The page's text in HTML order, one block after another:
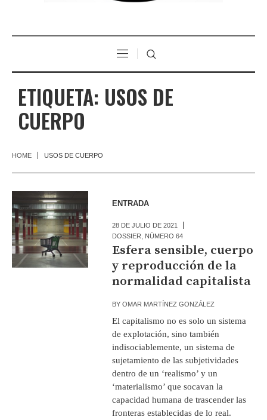
ETIQUETA: USOS DE
CUERPO
HOME USOS DE CUERPO
ENTRADA
28 DE JULIO DE 2021
DOSSIER
NÚMERO 64
Esfera sensible, cuerpo
y reproducción de la
normalidad capitalista
BYOMAR MARTÍNEZ GONZÁLEZ
El capitalismo no es solo un sistema
de explotación, sino también
indisociablemente, un sistema de
sujetamiento de las subjetividades
dentro de un ‘realismo’ y un
‘materialismo’ que socavan la
capacidad humana de trascender las
fronteras establecidas de lo real.